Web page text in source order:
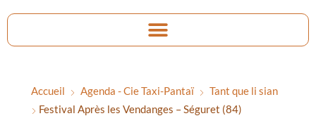
Accueil Agenda - Cie Taxi-Pantaï
Tant que li sian
Festival Après les Vendanges – Séguret (84)